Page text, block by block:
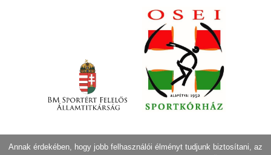
Annak érdekében, hogy jobb felhasználói élményt tudjunk biztosítani, az